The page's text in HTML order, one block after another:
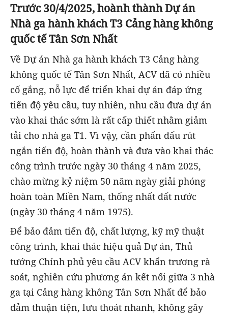
Trước 30/4/2025, hoành thành Dự án
Nhà ga hành khách T3 Cảng hàng không
quốc tế Tân Sơn Nhất
Về Dự án Nhà ga hành khách T3 Cảng hàng
không quốc tế Tân Sơn Nhất, ACV đã có nhiều
cố gắng, nỗ lực để triển khai dự án đáp ứng
tiến độ yêu cầu, tuy nhiên, nhu cầu đưa dự án
vào khai thác sớm là rất cấp thiết nhằm giảm
tải cho nhà ga T1. Vì vậy, cần phấn đấu rút
ngắn tiến độ, hoàn thành và đưa vào khai thác
công trình trước ngày 30 tháng 4 năm 2025,
chào mừng kỷ niệm 50 năm ngày giải phóng
hoàn toàn Miền Nam, thống nhất đất nước
(ngày 30 tháng 4 năm 1975).
Để bảo đảm tiến độ, chất lượng, kỹ mỹ thuật
công trình, khai thác hiệu quả Dự án, Thủ
tướng Chính phủ yêu cầu ACV khẩn trương rà
soát, nghiên cứu phương án kết nối giữa 3 nhà
ga tại Cảng hàng không Tân Sơn Nhất để bảo
đảm thuận tiện, lưu thoát nhanh, không gây